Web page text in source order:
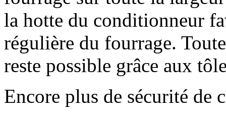
la hotte du conditionneur
régulière du fourrage.
reste possible grâce aux
Encore plus de sécurité de